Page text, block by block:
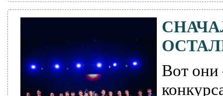
Вот они